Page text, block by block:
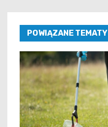
POWIĄZANE TEMATY